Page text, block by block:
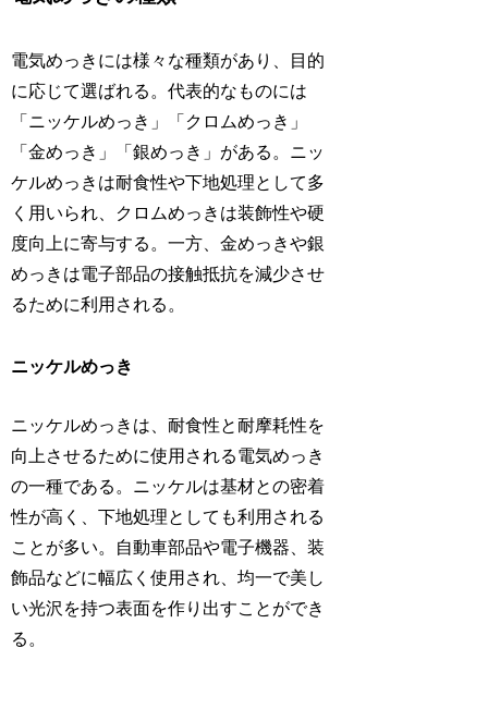
電気めっきには様々な種類があり、目的
に応じて選ばれる。代表的なものには
「ニッケルめっき」「クロムめっき」
「金めっき」「銀めっき」がある。ニッ
ケルめっきは耐食性や下地処理として多
く用いられ、クロムめっきは装飾性や硬
度向上に寄与する。一方、金めっきや銀
めっきは電子部品の接触抵抗を減少させ
るために利用される。
ニッケルめっき
ニッケルめっきは、耐食性と耐摩耗性を
向上させるために使用される電気めっき
の一種である。ニッケルは基材との密着
性が高く、下地処理としても利用される
ことが多い。自動車部品や電子機器、装
飾品などに幅広く使用され、均一で美し
い光沢を持つ表面を作り出すことができ
る。